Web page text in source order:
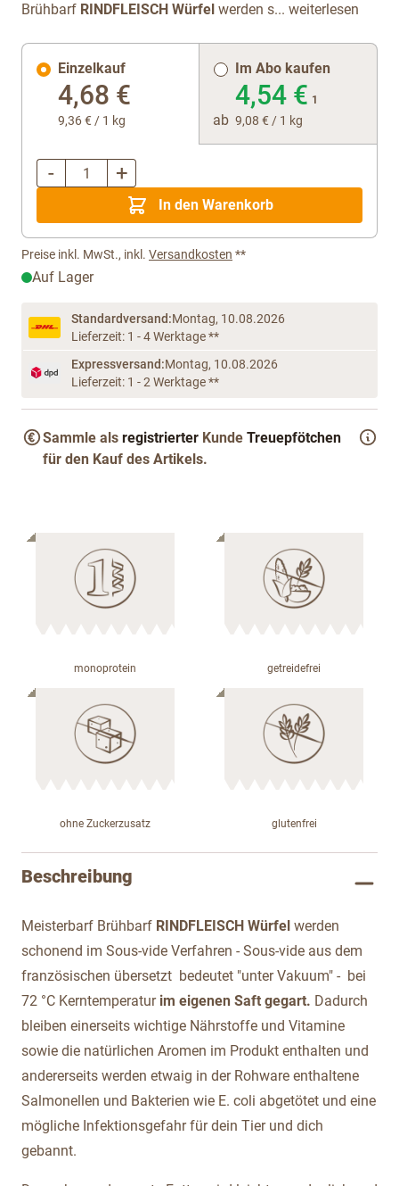
Brühbarf RINDFLEISCH Würfel werden s... weiterlesen
Einzelkauf
4,68 €
9,36 € / 1 kg
Im Abo kaufen
ab
4,54 €
9,08 € / 1 kg
1
Menge
- +
In den Warenkorb
Preise inkl. MwSt., inkl. Versandkosten **
Auf Lager
Standardversand:Montag, 10.08.2026
Lieferzeit: 1 - 4 Werktage **
Expressversand:Montag, 10.08.2026
Lieferzeit: 1 - 2 Werktage **
Sammle als registrierterKunde Treuepfötchen
für den Kauf des Artikels.
monoprotein getreidefrei
ohne Zuckerzusatz glutenfrei
Beschreibung
Meisterbarf Brühbarf RINDFLEISCH Würfel werden
schonend im Sous-vide Verfahren - Sous-vide aus dem
französischen übersetzt bedeutet "unter Vakuum" - bei
72 °C Kerntemperatur im eigenen Saft gegart. Dadurch
bleiben einerseits wichtige Nährstoffe und Vitamine
sowie die natürlichen Aromen im Produkt enthalten und
andererseits werden etwaig in der Rohware enthaltene
Salmonellen und Bakterien wie E. coli abgetötet und eine
mögliche Infektionsgefahr für dein Tier und dich
gebannt.